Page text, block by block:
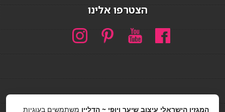
הצטרפו אלינו
חיפוש
המגזין הישראלי עיצוב שיער ויופי ~ הדליין משתמשים בעוגיות